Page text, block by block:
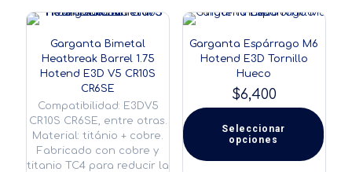
Garganta Bimetal
Heatbreak Barrel 1.75
Hotend E3D V5 CR10S
CR6SE
Compatibilidad: E3DV5
CR10S CR6SE, entre otras.
Material: titánio + cobre.
Fabricado con cobre y
titanio TC4 para reducir la
Garganta Espárrago M6
Hotend E3D Tornillo
Hueco
$6,400
Seleccionar
opciones
Este
producto